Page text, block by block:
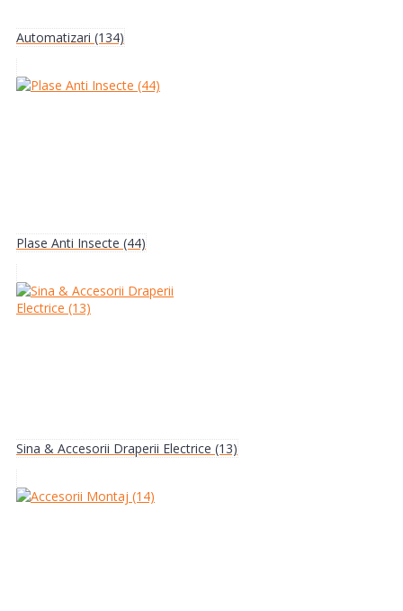
Automatizari (134)
Plase Anti Insecte (44)
Sina & Accesorii Draperii Electrice (13)